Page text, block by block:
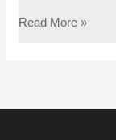
Read More »